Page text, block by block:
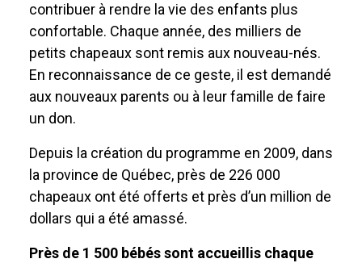
contribuer à rendre la vie des enfants plus
confortable. Chaque année, des milliers de
petits chapeaux sont remis aux nouveau-nés.
En reconnaissance de ce geste, il est demandé
aux nouveaux parents ou à leur famille de faire
un don.
Depuis la création du programme en 2009, dans
la province de Québec, près de 226 000
chapeaux ont été offerts et près d’un million de
dollars qui a été amassé.
Près de 1 500 bébés sont accueillis chaque